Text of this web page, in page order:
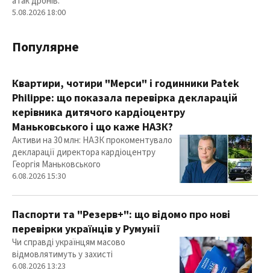
5.08.2026 18:00
Популярне
Квартири, чотири "Мерси" і годинники Patek
Philippe: що показала перевірка декларацій
керівника дитячого кардіоцентру
Маньковського і що каже НАЗК?
Активи на 30 млн: НАЗК прокоментувало
декларації директора кардіоцентру
Георгія Маньковського
6.08.2026 15:30
Паспорти та "Резерв+": що відомо про нові
перевірки українців у Румунії
Чи справді українцям масово
відмовлятимуть у захисті
6.08.2026 13:23